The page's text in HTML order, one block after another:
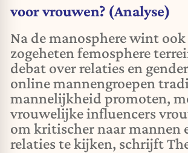
voor vrouwen? (Analyse)
Na de manosphere wint ook
zogeheten femosphere
debat over relaties en
online mannengroepen
mannelijkheid promoten,
vrouwelijke influencers
om kritischer naar mannen
relaties te kijken, schrijft